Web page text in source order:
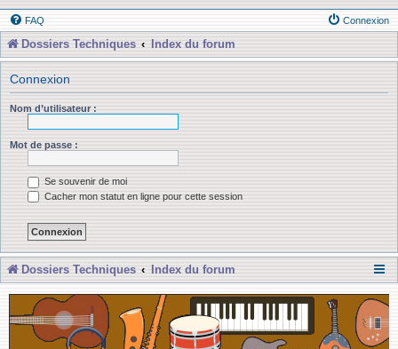
FAQ Connexion
Dossiers Techniques Index du forum
Connexion
Nom d’utilisateur :
Mot de passe :
Se souvenir de moi
Cacher mon statut en ligne pour cette session
Dossiers Techniques Index du forum